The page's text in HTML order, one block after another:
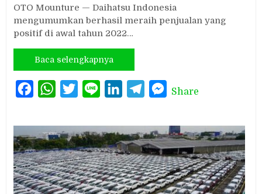
OTO Mounture — Daihatsu Indonesia
mengumumkan berhasil meraih penjualan yang
positif di awal tahun 2022…
Baca selengkapnya
FacebookWhatsAppTwitterLine LinkedInTelegramMessenger
Share